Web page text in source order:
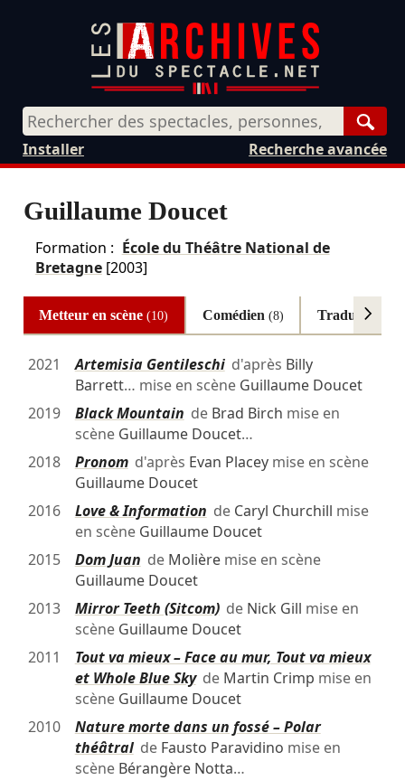
Recherche avancée
Installer
Guillaume Doucet
Formation : École du Théâtre National de
Bretagne[2003]
Metteur en scène(10) Comédien (8) Traducteur
2021 Artemisia Gentileschid'après Billy
Barrett… mise en scène Guillaume Doucet
2019
Black Mountain de Brad Birch mise en
scène Guillaume Doucet…
2018
Pronomd'après Evan Placeymise en scène
Guillaume Doucet
2016
Love & Information de Caryl Churchill mise
en scène Guillaume Doucet
2015
Dom Juan de Molièremise en scène
Guillaume Doucet
2013
Mirror Teeth (Sitcom)de Nick Gill mise en
scène Guillaume Doucet
2011
Tout va mieux – Face au mur, Tout va mieux
et Whole Blue Skyde Martin Crimp mise en
scène Guillaume Doucet
2010
Nature morte dans un fossé – Polar
théâtralde Fausto Paravidino mise en
scène Bérangère Notta…